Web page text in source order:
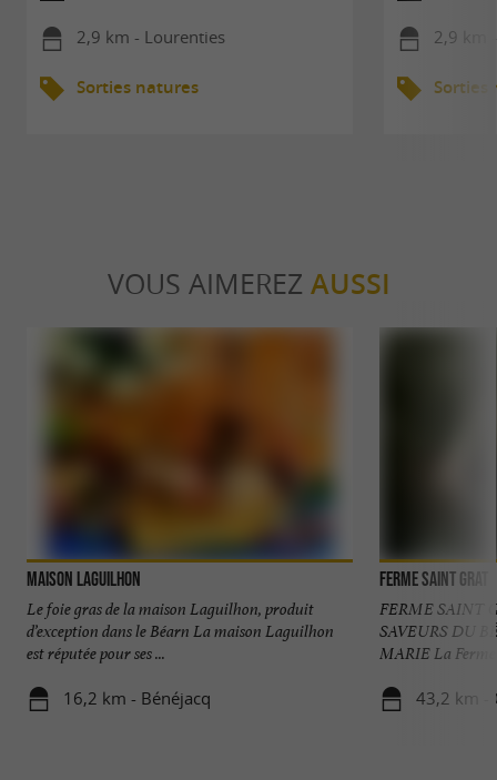
2,9 km - Lourenties
Sorties natures
2,9 km
Sorties
VOUS AIMEREZ AUSSI
Maison LAGUILHON
Le foie gras de la maison Laguilhon, produit
d’exception dans le Béarn La maison Laguilhon
est réputée pour ses ...
16,2 km - Bénéjacq
Ferme Saint Grat
FERME SAINT
SAVEURS DU
MARIE La
43,2 km -